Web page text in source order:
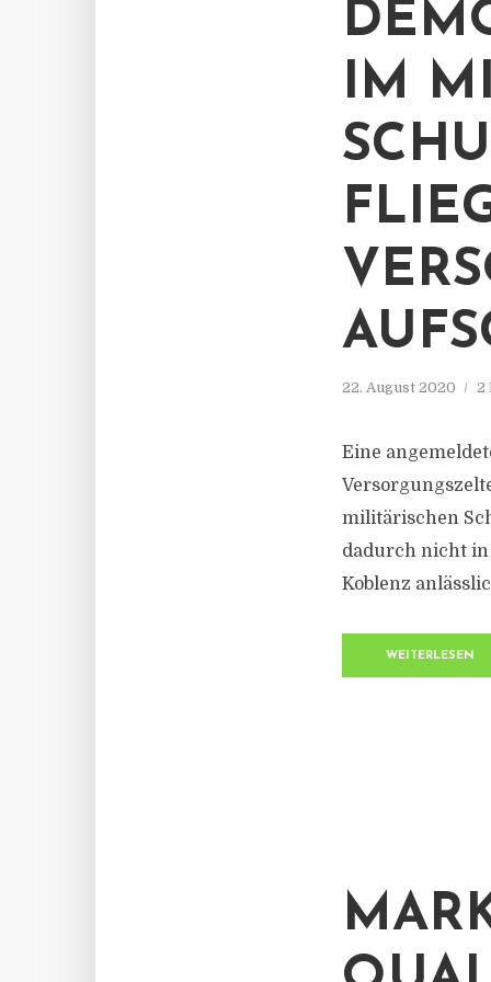
IM
22. August 2020 2
Eine
militärischen
dadurch nicht in
Koblenz
WEITERLESEN